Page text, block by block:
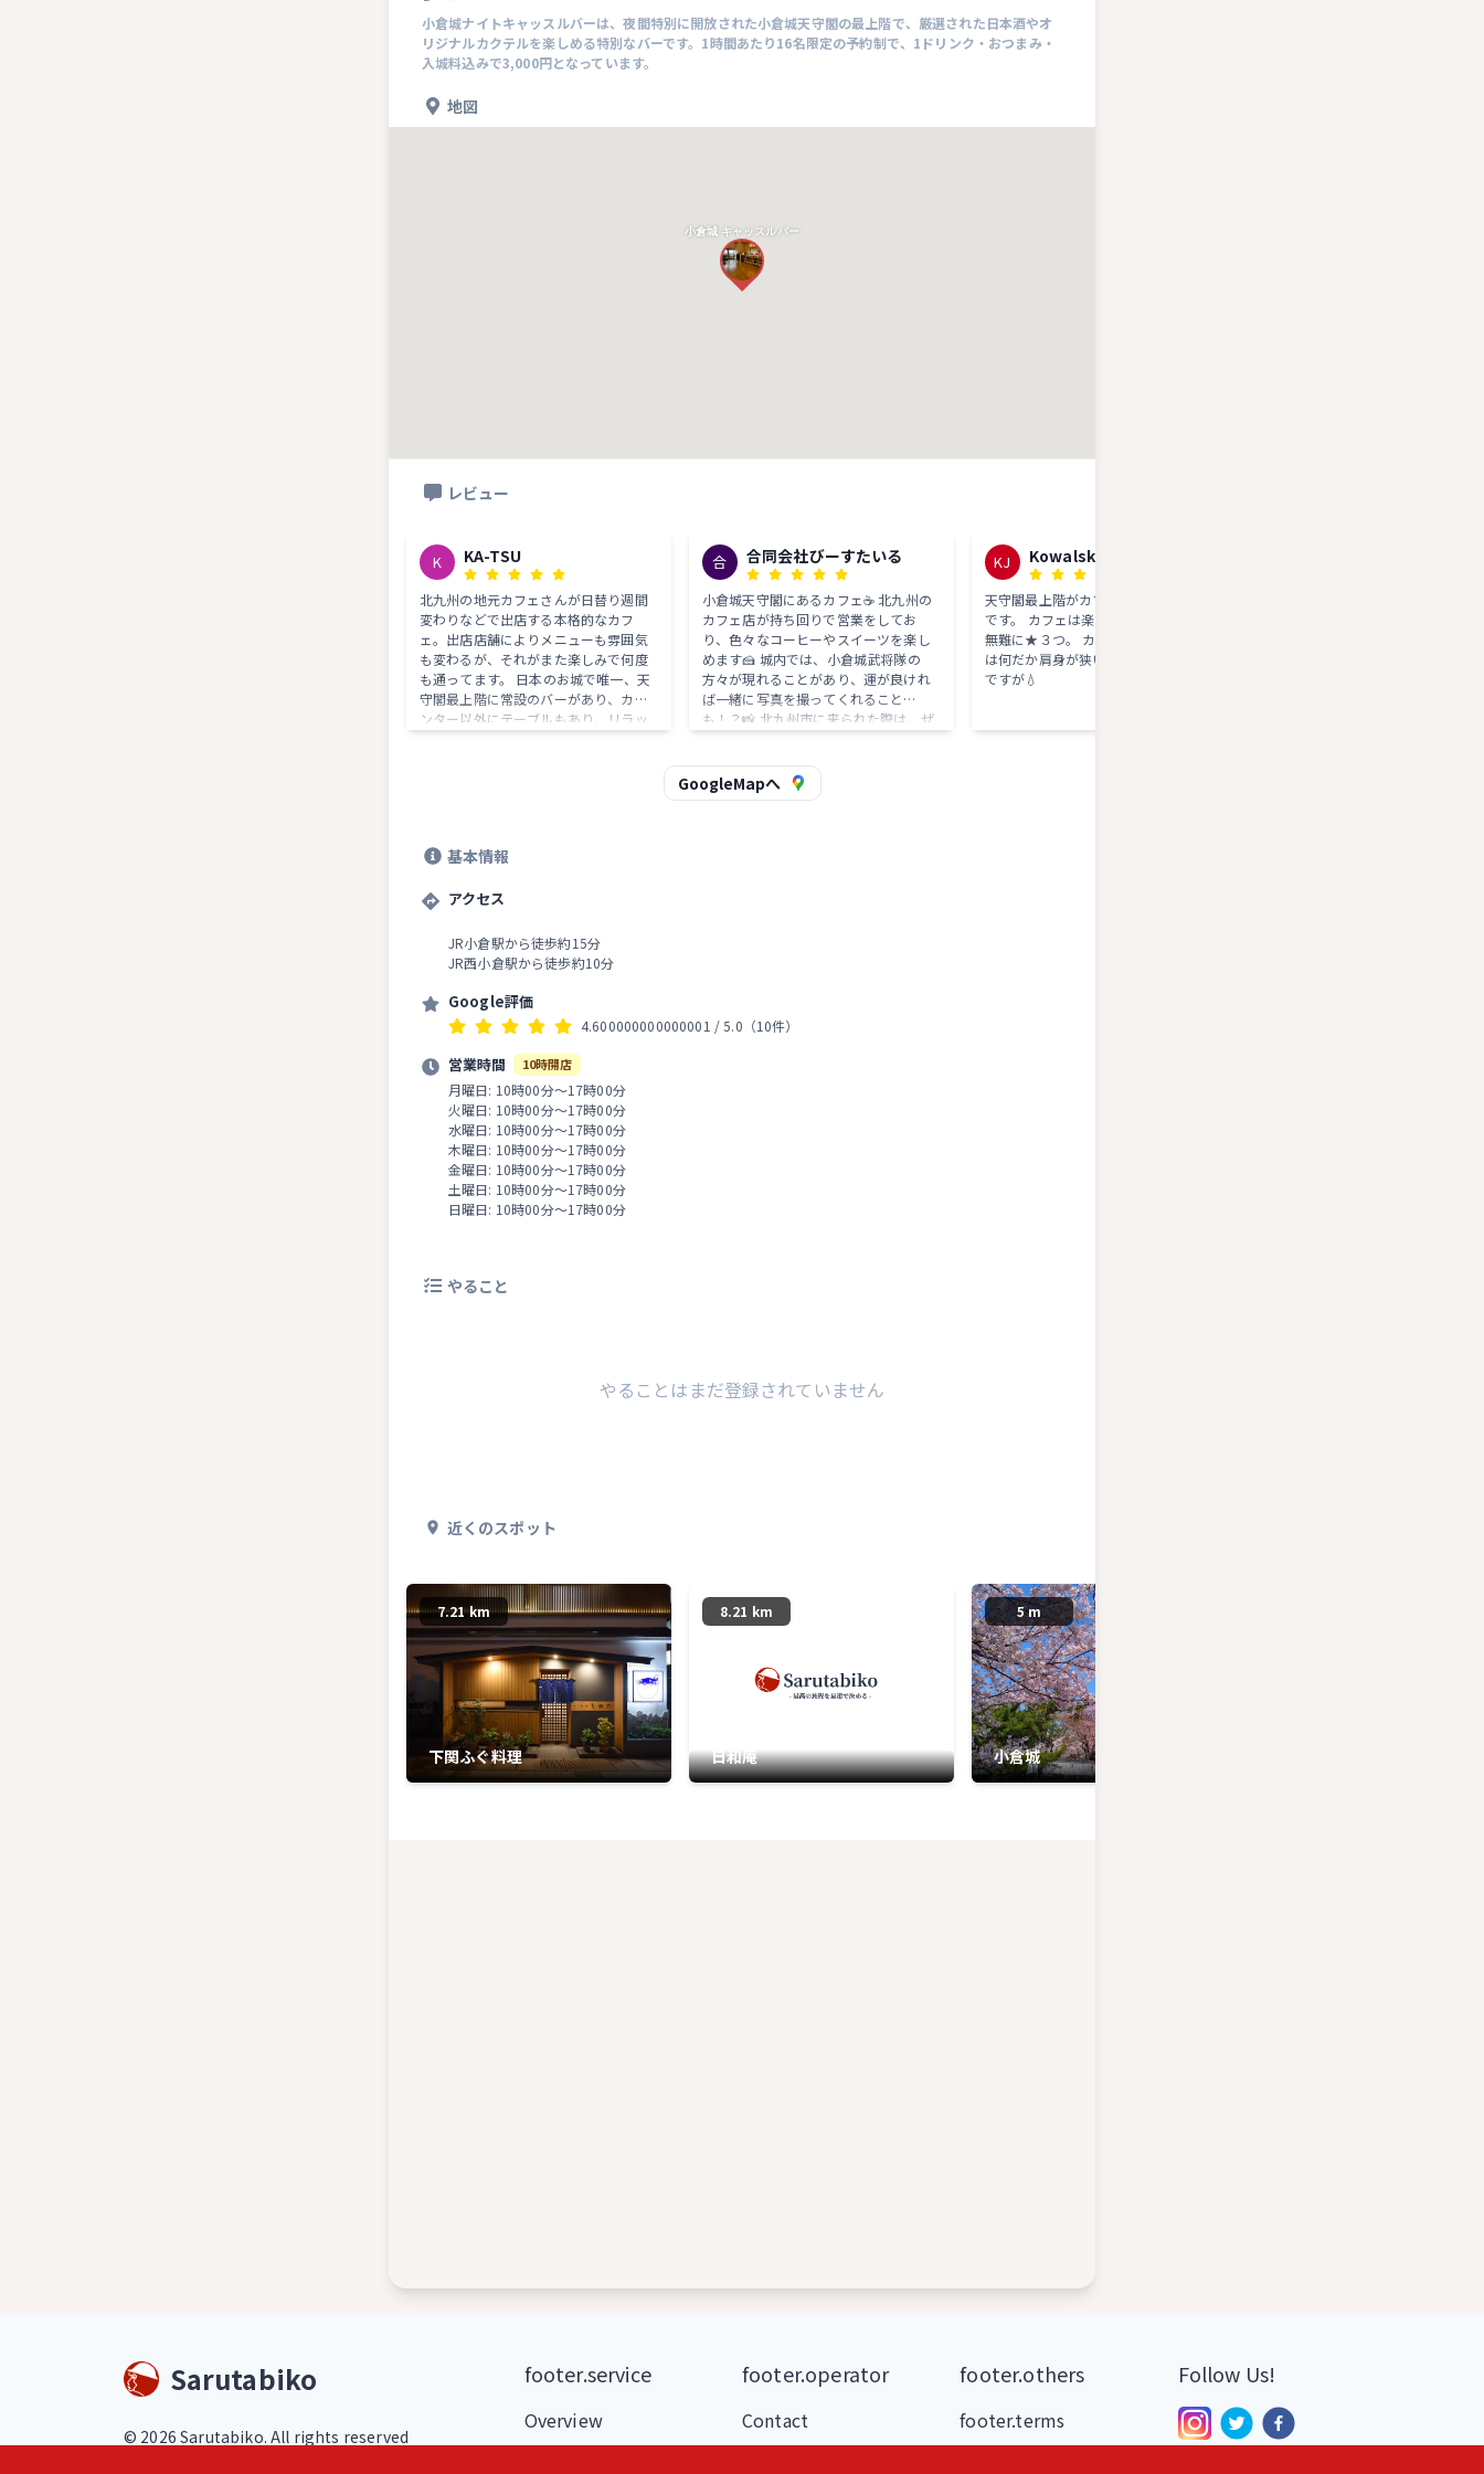
小倉城ナイトキャッスルバーは、夜間特別に開放された小倉城天守閣の最上階で、厳選された日本酒やオ
リジナルカクテルを楽しめる特別なバーです。1時間あたり16名限定の予約制で、1ドリンク・おつまみ・
入城料込みで3,000円となっています。
地図
小倉城 キャッスルバー
レビュー
K KA-TSU
北九州の地元カフェさんが日替り週間
変わりなどで出店する本格的なカフ
ェ。出店店舗によりメニューも雰囲気
も変わるが、それがまた楽しみで何度
も通ってます。 日本のお城で唯一、天
守閣最上階に常設のバーがあり、カウ
ンター以外にテーブルもあり、リラッ
定）なので、観光ついでにぜひ体験し
合 合同会社びーすたいる
小倉城天守閣にあるカフェ☕️ 北九州の
カフェ店が持ち回りで営業をしてお
り、色々なコーヒーやスイーツを楽し
めます🍰 城内では、小倉城武将隊の
方々が現れることがあり、運が良けれ
ば一緒に写真を撮ってくれること
も！？📸 北九州市に来られた際は、ぜ
KJ Kowalski Jan
天守閣最上階がカフェだなんて、斬新
です。 カフェは楽しんでいないので、
無難に★３つ。 カフェを利用しない人
は何だか肩身が狭いと感じてしまうの
ですが💧
GoogleMapへ
基本情報
アクセス
JR小倉駅から徒歩約15分
JR西小倉駅から徒歩約10分
Google評価
4.600000000000001 / 5.0 （10件）
営業時間 10時開店
月曜日: 10時00分～17時00分
火曜日: 10時00分～17時00分
水曜日: 10時00分～17時00分
木曜日: 10時00分～17時00分
金曜日: 10時00分～17時00分
土曜日: 10時00分～17時00分
日曜日: 10時00分～17時00分
やること
やることはまだ登録されていません
近くのスポット
7.21 km
下関ふぐ料理
8.21 km
日和庵
5 m
小倉城
Sarutabiko
© 2026 Sarutabiko. All rights reserved
footer.service
Overview
footer.operator
Contact
footer.others
footer.terms
Follow Us!